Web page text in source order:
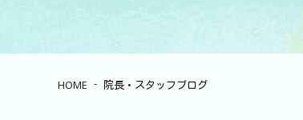
HOME 院長・スタッフブログ